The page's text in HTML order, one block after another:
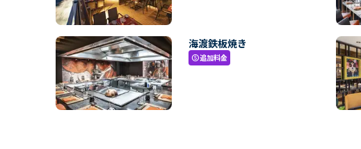
海渡鉄板焼き
paid追加料金